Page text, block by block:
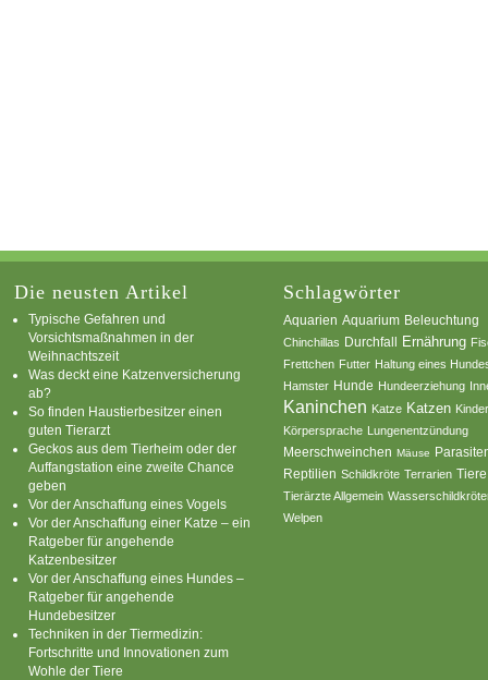
Die neusten Artikel
Typische Gefahren und
Vorsichtsmaßnahmen in der
Weihnachtszeit
Was deckt eine Katzenversicherung
ab?
So finden Haustierbesitzer einen
guten Tierarzt
Geckos aus dem Tierheim oder der
Auffangstation eine zweite Chance
geben
Vor der Anschaffung eines Vogels
Vor der Anschaffung einer Katze – ein
Ratgeber für angehende
Katzenbesitzer
Vor der Anschaffung eines Hundes –
Ratgeber für angehende
Hundebesitzer
Techniken in der Tiermedizin:
Fortschritte und Innovationen zum
Wohle der Tiere
Schlagwörter
Aquarien Aquarium Beleuchtung
Chinchillas Durchfall Ernährung
Frettchen Futter Haltung eines
Hamster Hunde Hundeerziehung
Kaninchen Katze Katzen
Körpersprache
Lungenentzündung
Meerschweinchen Mäuse
Reptilien Schildkröte Terrarien Tiere
Tierärzte Allgemein
Welpen